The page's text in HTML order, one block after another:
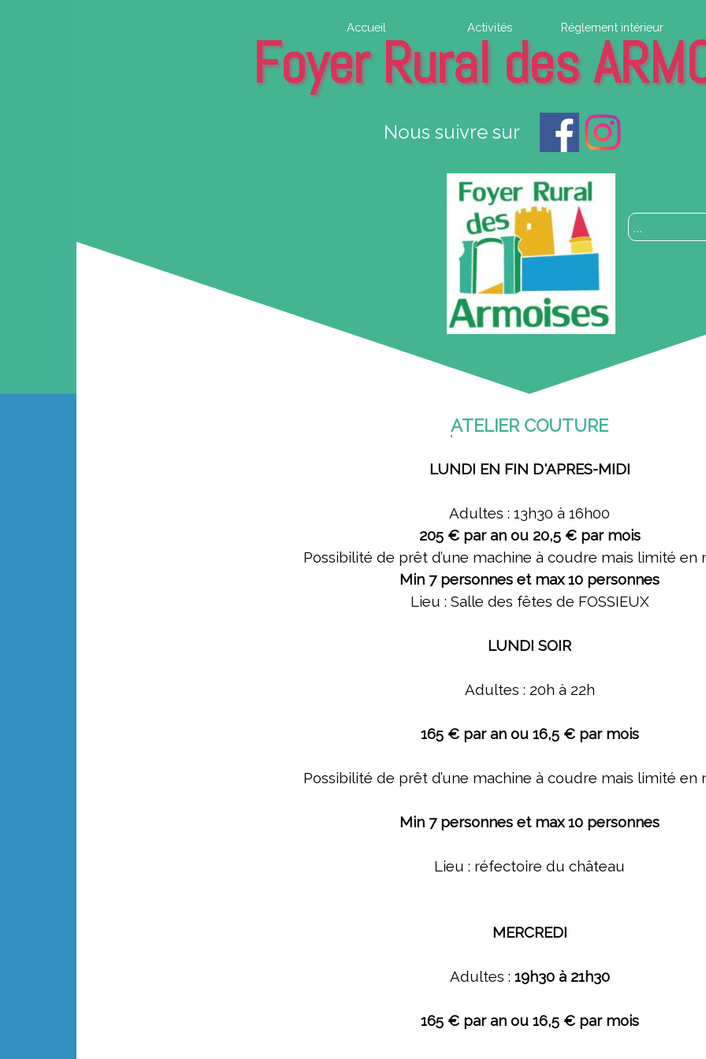
Foyer Rural des
Accueil Activités Réglement intérieur
Nous suivre sur
ATELIER COUTURE
LUNDI EN FIN D'APRES-MIDI
Adultes : 13h30 à 16h00
205 € par an ou 20,5 € par mois
Possibilité de prêt d’une machine à coudre mais limité en
Min 7 personnes et max 10 personnes
Lieu : Salle des fêtes de FOSSIEUX
LUNDI SOIR
Adultes : 20h à 22h
165 € par an ou 16,5 € par mois
Possibilité de prêt d’une machine à coudre mais limité en
Min 7 personnes et max 10 personnes
Lieu : réfectoire du château
MERCREDI
Adultes : 19h30 à 21h30
165 € par an ou 16,5 € par mois